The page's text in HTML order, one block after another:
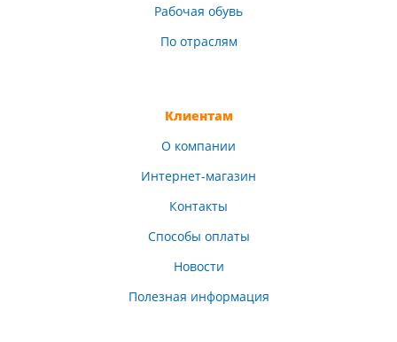
Рабочая обувь
По отраслям
Клиентам
О компании
Интернет-магазин
Контакты
Способы оплаты
Новости
Полезная информация